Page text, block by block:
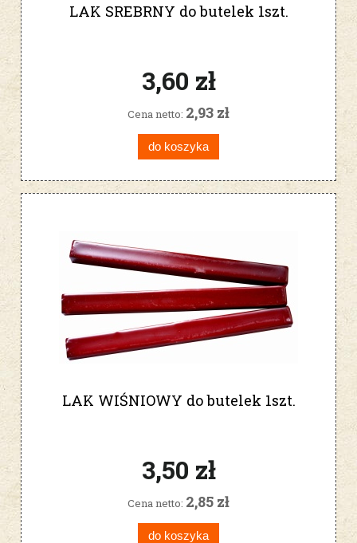
LAK SREBRNY do butelek 1szt.
3,60 zł
Cena netto: 2,93 zł
do koszyka
LAK WIŚNIOWY do butelek 1szt.
3,50 zł
Cena netto: 2,85 zł
do koszyka